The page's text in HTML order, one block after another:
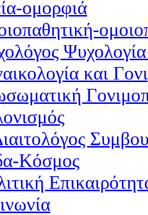
ομορφιά
και
Κόσμος